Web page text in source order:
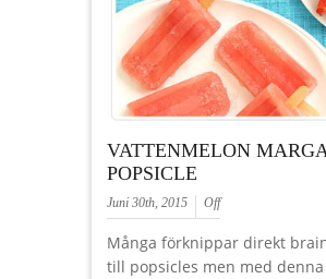
VATTENMELON
POPSICLE
Juni 30th, 2015 Off
Många förknippar direkt
till popsicles men med denna